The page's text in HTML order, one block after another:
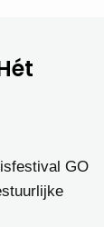
GO